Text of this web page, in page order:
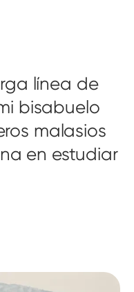
línea de
bisabuelo
malasios
en estudiar